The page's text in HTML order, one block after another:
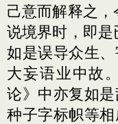
己意而解释之，
说境界时，即是
如是误导众生
大妄语业中故
论》中亦复如
种子字标帜等